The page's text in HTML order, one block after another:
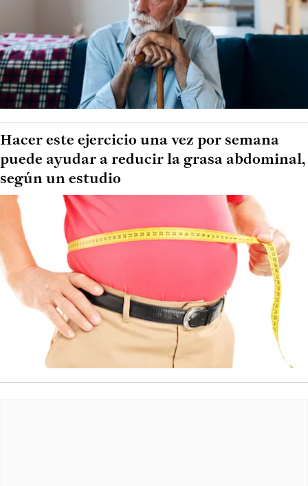
Hacer este ejercicio una vez por semana
puede ayudar a reducir la grasa abdominal,
según un estudio